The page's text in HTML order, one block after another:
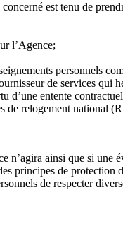
est tenu de
l’Agence;
personnels
de services qui
d’une entente
de relogement national
n’agira ainsi que si une
principes de protection
de respecter